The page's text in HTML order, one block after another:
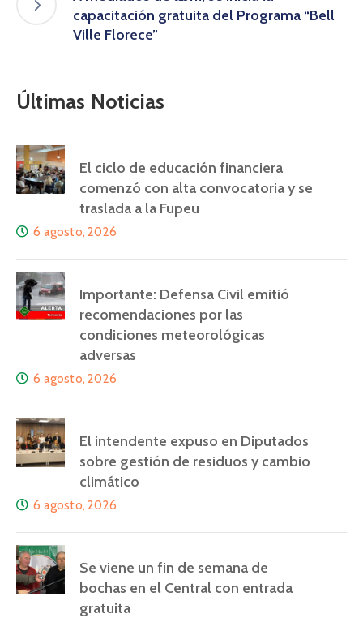
capacitación gratuita del Programa “Bell
Ville Florece”
Últimas Noticias
El ciclo de educación financiera
comenzó con alta convocatoria y se
traslada a la Fupeu
6 agosto, 2026
Importante: Defensa Civil emitió
recomendaciones por las
condiciones meteorológicas
adversas
6 agosto, 2026
El intendente expuso en Diputados
sobre gestión de residuos y cambio
climático
6 agosto, 2026
Se viene un fin de semana de
bochas en el Central con entrada
gratuita